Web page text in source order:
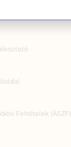
Feltételek (ÁSZF)